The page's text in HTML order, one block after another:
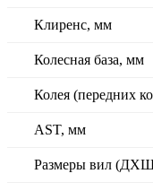
Клиренс, мм
Колесная база, мм
Колея (передних
AST, мм
Размеры вил